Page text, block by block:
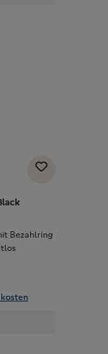
Bezahlring